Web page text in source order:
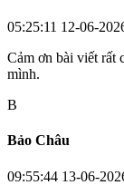
05:25:11 12-06-
Cảm ơn bài viết rất
mình.
B
Bảo Châu
09:55:44 13-06-